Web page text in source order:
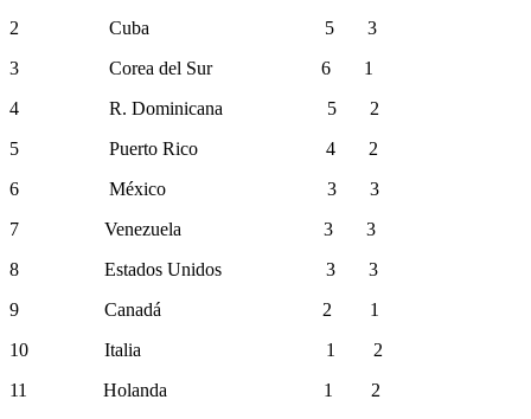
2 Cuba 5 3
3 Corea del Sur 6 1
4 R. Dominicana 5 2
5 Puerto Rico 4 2
6 México 3 3
7 Venezuela 3 3
8 Estados Unidos 3 3
9 Canadá 2 1
10 Italia 1 2
11 Holanda 1 2